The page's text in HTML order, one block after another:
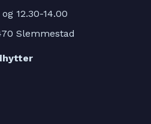
12.30-14.00
Slemmestad